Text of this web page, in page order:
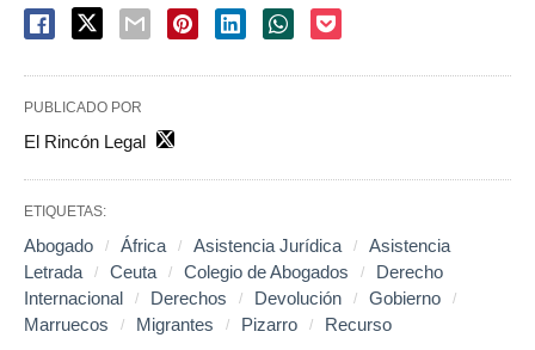
PUBLICADO POR
El Rincón Legal
ETIQUETAS:
Abogado África Asistencia Jurídica
Asistencia
Letrada
Ceuta Colegio de Abogados
Derecho
Internacional
Derechos Devolución
Gobierno
Marruecos
Migrantes Pizarro Recurso